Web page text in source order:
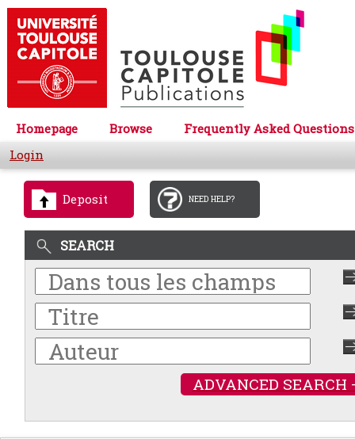
Homepage Browse
Frequently Asked Questions
Login
Deposit NEED HELP?
SEARCH
ADVANCED SEARCH